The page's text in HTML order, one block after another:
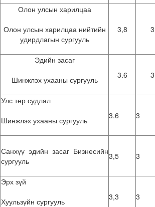
Олон улсын харилцаа
Олон улсын харилцаа нийтийн
удирдлагын сургууль
3,8 3
Эдийн засаг
Шинжлэх ухааны сургууль
3.6 3
Улс төр судлал
Шинжлэх ухааны сургууль
3.6 3
Санхүү эдийн засаг Бизнесийн
сургууль
3,5 3
Эрх зүй
Хуульзүйн сургууль
3,3 3